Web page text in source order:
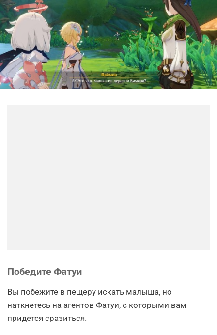
Победите Фатуи
Вы побежите в пещеру искать малыша, но
наткнетесь на агентов Фатуи, с которыми вам
придется сразиться.